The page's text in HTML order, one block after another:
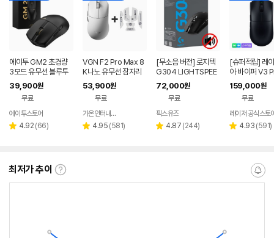
에이투 GM2 초경량
3모드 유무선 블루투
스 게이밍 마우스 노트
북 컴퓨터 FPS 발로란
39,900원
무료
에이투스토어
별 4.92 리
(66)
VGN F2 Pro Max 8
K나노 유무선 잠자리
게이밍 마우스 화이트
53,900원
무료
페이
가온인터내셔날
별 4.95 리
(581)
[무소음 버전] 로지텍
G304 LIGHTSPEE
D 무선 게이밍 마우스
72,000원
무료
픽스유즈
별 4.87 리
(244)
[슈퍼적립] 레
아 바이퍼 V3
바브삼 e스포
게이밍 마우스
159,000원
무료
레이저 공식스토
별 4.93 리
(591)
최저가 추이
최
알